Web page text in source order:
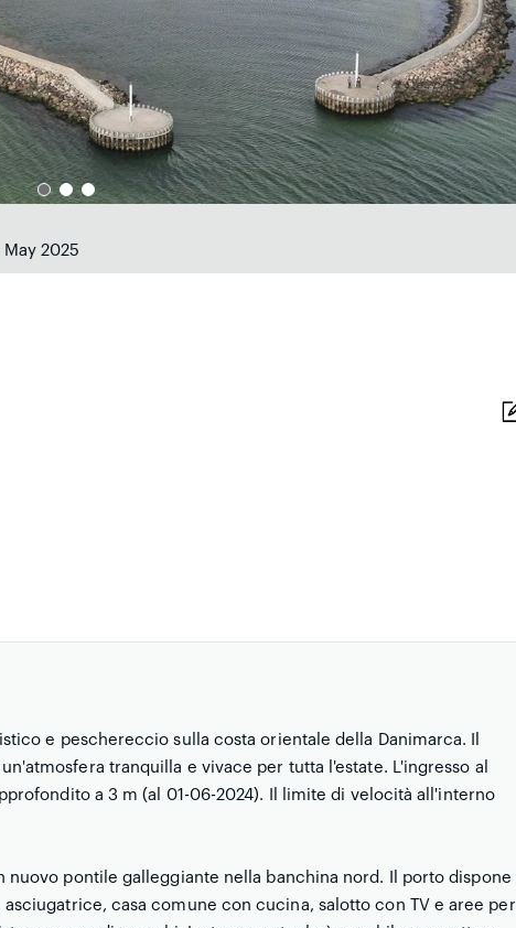
2025
e peschereccio sulla costa orientale della Danimarca. Il
tranquilla e vivace per tutta l'estate. L'ingresso al
a 3 m (al 01-06-2024). Il limite di velocità all'interno
nuovo pontile galleggiante nella banchina nord. Il porto dispone
casa comune con cucina, salotto con TV e aree per